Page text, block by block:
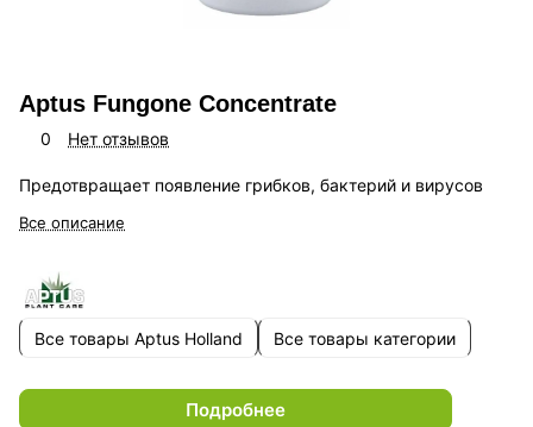
Aptus Fungone Concentrate
0 Нет отзывов
Предотвращает появление грибков, бактерий и вирусов
Все описание
Все товары Aptus Holland Все товары категории
Подробнее